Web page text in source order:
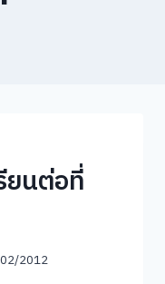
ยนต่อที่
2012